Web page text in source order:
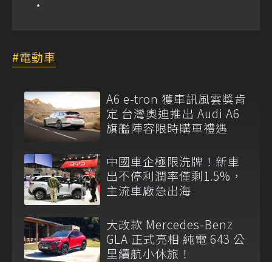
電動車
A6 e-tron 獲車訊風雲獎肯
定 台灣奧迪推出 Audi A6
旗艦陣容限時購車禮遇
中國車企極限洗牌！新車
出不停利潤率僅剩1.5%，
主流車廠急出海
大改款 Mercedes-Benz
GLA 正式亮相 純電 643 公
里續航小休旅！